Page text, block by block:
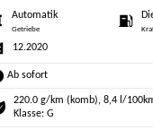
Automatik
Getriebe
12.2020
Ab sofort
220.0 g/km (komb), 8,4 l/
Klasse: G